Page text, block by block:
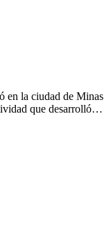
en la ciudad de Minas
que desarrolló…